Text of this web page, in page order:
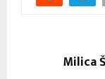
Milica